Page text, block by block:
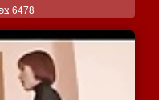
6478 צפיות